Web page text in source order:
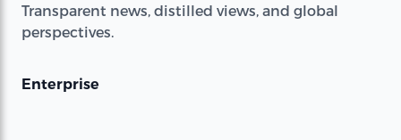
Transparent news, distilled views, and global
perspectives.
Enterprise